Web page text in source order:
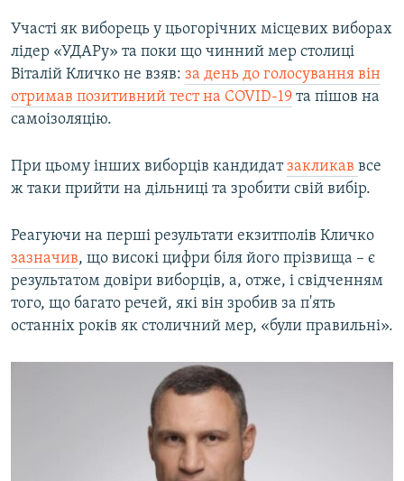
Участі як виборець у цьогорічних місцевих виборах
лідер «УДАРу» та поки що чинний мер столиці
Віталій Кличко не взяв: за день до голосування він
отримав позитивний тест на COVID-19 та пішов на
самоізоляцію.
При цьому інших виборців кандидатзакликав все
ж таки прийти на дільниці та зробити свій вибір.
Реагуючи на перші результати екзитполів Кличко
зазначив, що високі цифри біля його прізвища – є
результатом довіри виборців, а, отже, і свідченням
того, що багато речей, які він зробив за п'ять
останніх років як столичний мер, «були правильні».